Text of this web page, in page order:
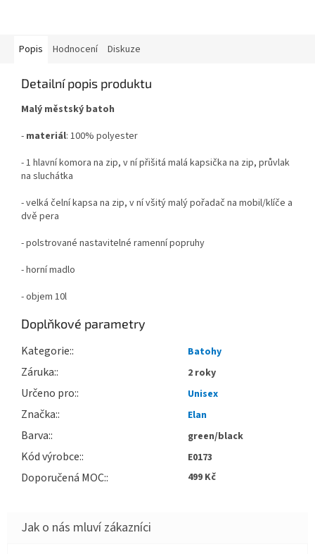
Popis Hodnocení Diskuze
Detailní popis produktu
Malý městský batoh
- materiál: 100% polyester
- 1 hlavní komora na zip, v ní přišitá malá kapsička na zip, průvlak
na sluchátka
- velká čelní kapsa na zip, v ní všitý malý pořadač na mobil/klíče a
dvě pera
- polstrované nastavitelné ramenní popruhy
- horní madlo
- objem 10l
Doplňkové parametry
Kategorie: Batohy
Záruka: 2 roky
Určeno pro: Unisex
Značka: Elan
Barva: green/black
Kód výrobce: E0173
Doporučená MOC: 499 Kč